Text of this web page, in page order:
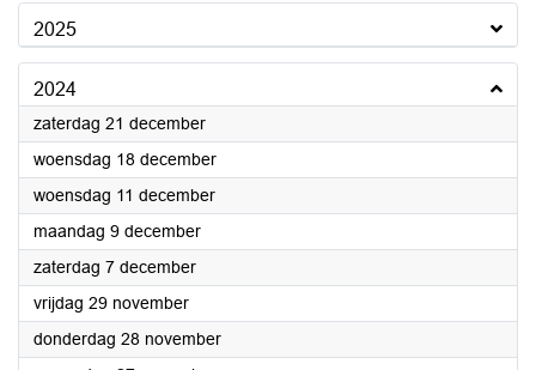
2025
2024
zaterdag 21 december2024
woensdag 18 december2024
woensdag 11 december2024
maandag 9 december2024
zaterdag 7 december2024
vrijdag 29 november2024
donderdag 28 november2024